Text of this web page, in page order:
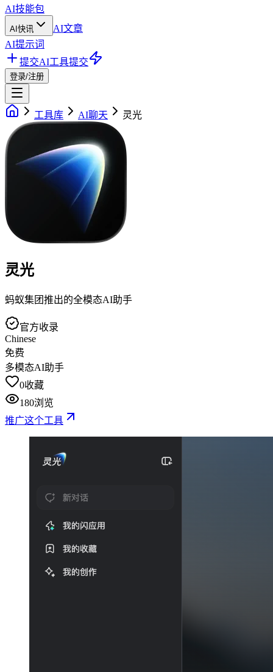
AI技能包
AI快讯
AI文章
AI提示词
提交AI工具提交
登录/注册
工具库 AI聊天 灵光
灵光
蚂蚁集团推出的全模态AI助手
官方收录
Chinese
免费
多模态AI助手
0收藏
180浏览
推广这个工具